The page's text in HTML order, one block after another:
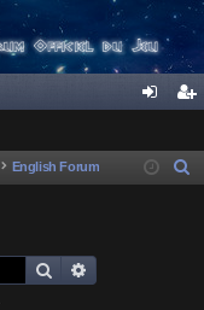
ne cri
English Forum
Rechercher